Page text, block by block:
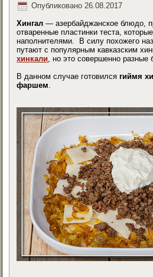
Опубликовано 26.08.2017
Хингал — азербайджанское блюдо,
отваренные пластинки теста,
наполнителями. В силу похожего
путают с популярным кавказским
хинкали, но это совершенно разные
В данном случае готовился гиймя
фаршем.